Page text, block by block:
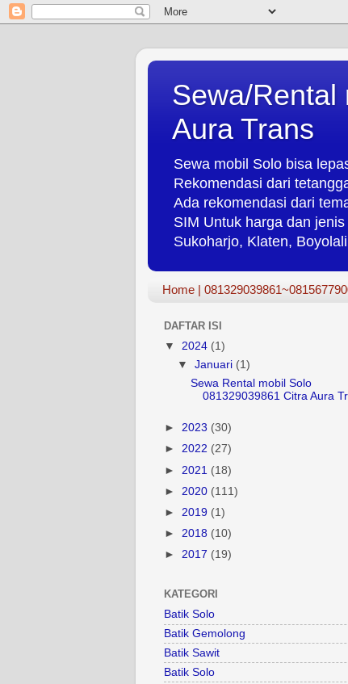
Sewa/Rental
Aura Trans
Sewa mobil Solo bisa
Rekomendasi dari
Ada rekomendasi dari
SIM Untuk harga dan
Sukoharjo, Klaten,
Home |
DAFTAR ISI
▼ 2024 (1)
▼ Januari (1)
Sewa Rental mobil Solo
081329039861 Citra Aura
► 2023 (30)
► 2022 (27)
► 2021 (18)
► 2020 (111)
► 2019 (1)
► 2018 (10)
► 2017 (19)
KATEGORI
Batik Solo
Batik Gemolong
Batik Sawit
Batik Solo